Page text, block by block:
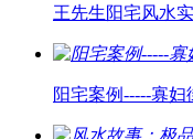
王先生阳宅风水
阳宅案例-----寡妇